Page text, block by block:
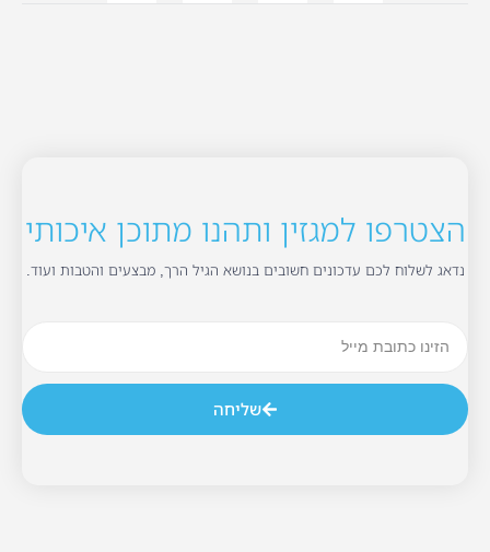
הצטרפו למגזין ותהנו מתוכן איכותי
נדאג לשלוח לכם עדכונים חשובים בנושא הגיל הרך, מבצעים והטבות ועוד.
שליחה